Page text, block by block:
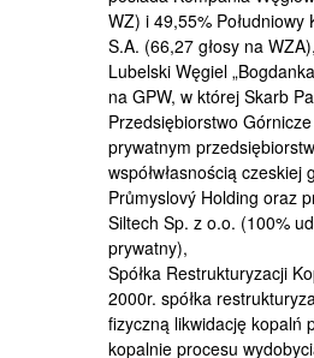
WZ) i 49,55%
S.A. (66,27 głosy na WZA),
Lubelski Węgiel
na GPW, w której Skarb
Przedsiębiorstwo
prywatnym
współwłasnością
Průmyslový Holding oraz
Siltech Sp. z o.o. (100%
prywatny),
Spółka Restrukturyzacji
2000r. spółka
fizyczną likwidację kopalń
kopalnie procesu